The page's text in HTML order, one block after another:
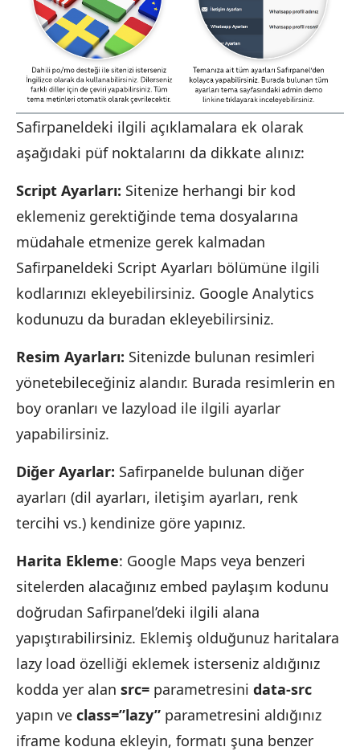
Safirpaneldeki ilgili açıklamalara ek olarak
aşağıdaki püf noktalarını da dikkate alınız:
Script Ayarları: Sitenize herhangi bir kod
eklemeniz gerektiğinde tema dosyalarına
müdahale etmenize gerek kalmadan
Safirpaneldeki Script Ayarları bölümüne ilgili
kodlarınızı ekleyebilirsiniz. Google Analytics
kodunuzu da buradan ekleyebilirsiniz.
Resim Ayarları: Sitenizde bulunan resimleri
yönetebileceğiniz alandır. Burada resimlerin en
boy oranları ve lazyload ile ilgili ayarlar
yapabilirsiniz.
Diğer Ayarlar: Safirpanelde bulunan diğer
ayarları (dil ayarları, iletişim ayarları, renk
tercihi vs.) kendinize göre yapınız.
Harita Ekleme: Google Maps veya benzeri
sitelerden alacağınız embed paylaşım kodunu
doğrudan Safirpanel’deki ilgili alana
yapıştırabilirsiniz. Eklemiş olduğunuz haritalara
lazy load özelliği eklemek isterseniz aldığınız
kodda yer alan src= parametresini data-src
yapın ve class=”lazy” parametresini aldığınız
iframe koduna ekleyin, formatı şuna benzer